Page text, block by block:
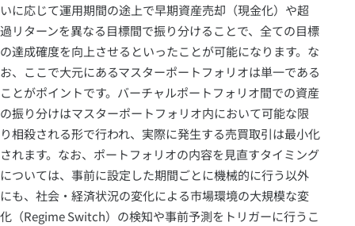
いに応じて運用期間の途上で早期資産売却（現金化）や超
過リターンを異なる目標間で振り分けることで、全ての目標
の達成確度を向上させるといったことが可能になります。な
お、ここで大元にあるマスターポートフォリオは単一である
ことがポイントです。バーチャルポートフォリオ間での資産
の振り分けはマスターポートフォリオ内において可能な限
り相殺される形で行われ、実際に発生する売買取引は最小化
されます。なお、ポートフォリオの内容を見直すタイミング
については、事前に設定した期間ごとに機械的に行う以外
にも、社会・経済状況の変化による市場環境の大規模な変
化（Regime Switch）の検知や事前予測をトリガーに行うこ